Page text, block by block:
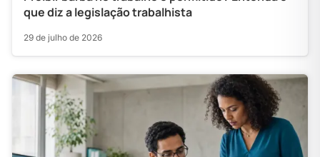
que diz a legislação trabalhista
29 de julho de 2026